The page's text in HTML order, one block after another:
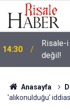
14:00
Anasayfa
'alıkonulduğu'